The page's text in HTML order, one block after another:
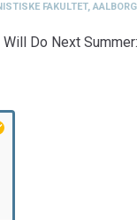
FAKULTET,
Will Do Next
Fakultet
og Læring